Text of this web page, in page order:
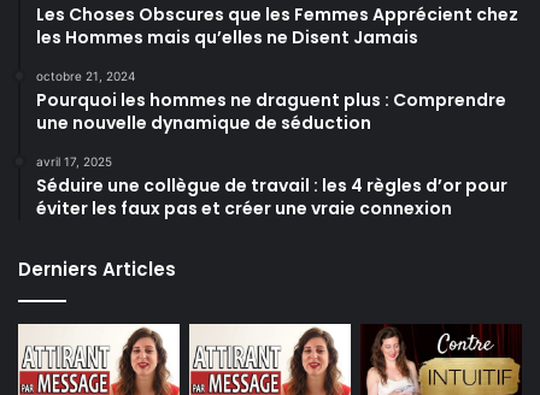
Les Choses Obscures que les Femmes Apprécient chez
les Hommes mais qu’elles ne Disent Jamais
octobre 21, 2024
Pourquoi les hommes ne draguent plus : Comprendre
une nouvelle dynamique de séduction
avril 17, 2025
Séduire une collègue de travail : les 4 règles d’or pour
éviter les faux pas et créer une vraie connexion
Derniers Articles